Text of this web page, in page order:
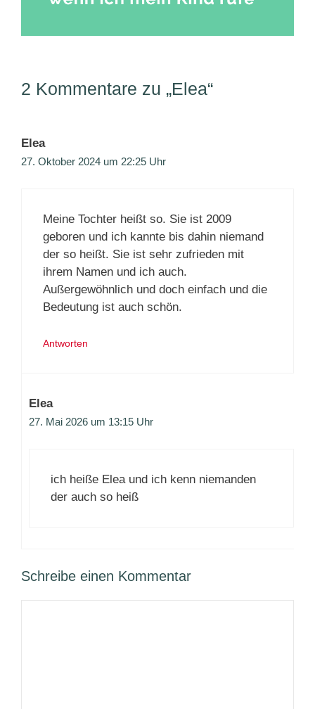
2 Kommentare zu „Elea“
Elea
27. Oktober 2024 um 22:25 Uhr
Meine Tochter heißt so. Sie ist 2009
geboren und ich kannte bis dahin niemand
der so heißt. Sie ist sehr zufrieden mit
ihrem Namen und ich auch.
Außergewöhnlich und doch einfach und die
Bedeutung ist auch schön.
Antworten
Elea
27. Mai 2026 um 13:15 Uhr
ich heiße Elea und ich kenn niemanden
der auch so heiß
Schreibe einen Kommentar